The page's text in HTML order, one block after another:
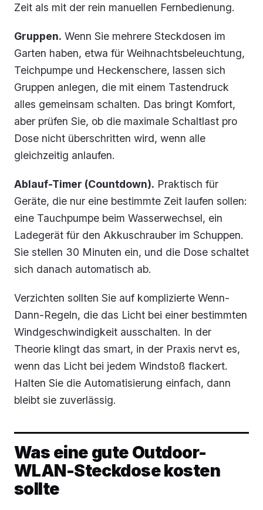
Zeit als mit der rein manuellen Fernbedienung.
Gruppen. Wenn Sie mehrere Steckdosen im
Garten haben, etwa für Weihnachtsbeleuchtung,
Teichpumpe und Heckenschere, lassen sich
Gruppen anlegen, die mit einem Tastendruck
alles gemeinsam schalten. Das bringt Komfort,
aber prüfen Sie, ob die maximale Schaltlast pro
Dose nicht überschritten wird, wenn alle
gleichzeitig anlaufen.
Ablauf-Timer (Countdown). Praktisch für
Geräte, die nur eine bestimmte Zeit laufen sollen:
eine Tauchpumpe beim Wasserwechsel, ein
Ladegerät für den Akkuschrauber im Schuppen.
Sie stellen 30 Minuten ein, und die Dose schaltet
sich danach automatisch ab.
Verzichten sollten Sie auf komplizierte Wenn-
Dann-Regeln, die das Licht bei einer bestimmten
Windgeschwindigkeit ausschalten. In der
Theorie klingt das smart, in der Praxis nervt es,
wenn das Licht bei jedem Windstoß flackert.
Halten Sie die Automatisierung einfach, dann
bleibt sie zuverlässig.
Was eine gute Outdoor-
WLAN-Steckdose kosten
sollte